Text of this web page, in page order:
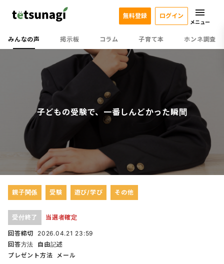
みんなの声 掲示板 コラム 子育て本 ホンネ調査
無料登録 ログイン
メニュー
子どもの受験で、一番しんどかった瞬間
親子関係 受験 遊び/学び その他
受付終了 当選者確定
回答締切
2026.04.21 23:59
回答方法
自由記述
プレゼント方法
メール